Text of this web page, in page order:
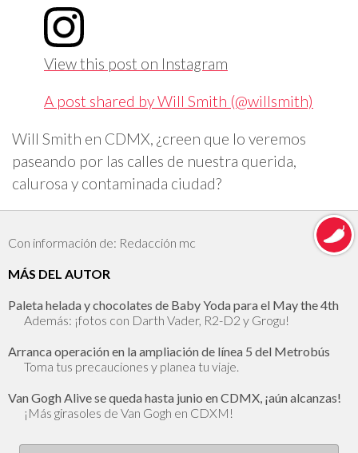
View this post on Instagram
A post shared by Will Smith (@willsmith)
Will Smith en CDMX, ¿creen que lo veremos
paseando por las calles de nuestra querida,
calurosa y contaminada ciudad?
Con información de: Redacción mc
MÁS DEL AUTOR
Paleta helada y chocolates de Baby Yoda para el May the 4th
Además: ¡fotos con Darth Vader, R2-D2 y Grogu!
Arranca operación en la ampliación de línea 5 del Metrobús
Toma tus precauciones y planea tu viaje.
Van Gogh Alive se queda hasta junio en CDMX, ¡aún alcanzas!
¡Más girasoles de Van Gogh en CDXM!